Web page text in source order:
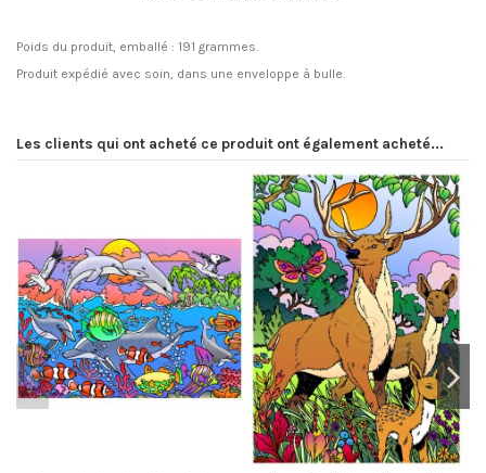
Poids du produit, emballé : 191 grammes.
Produit expédié avec soin, dans une enveloppe à bulle.
Les clients qui ont acheté ce produit ont également acheté...